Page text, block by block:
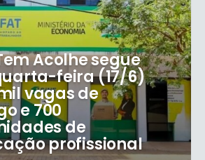
Acolhe segue
feira (17/6)
vagas de
e 700
de
profissional